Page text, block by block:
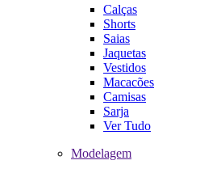
Calças
Shorts
Saias
Jaquetas
Vestidos
Macacões
Camisas
Sarja
Ver Tudo
Modelagem